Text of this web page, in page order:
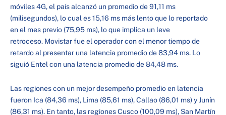
móviles 4G, el país alcanzó un promedio de 91,11 ms
(milisegundos), lo cual es 15,16 ms más lento que lo reportado
en el mes previo (75,95 ms), lo que implica un leve
retroceso. Movistar fue el operador con el menor tiempo de
retardo al presentar una latencia promedio de 83,94 ms. Lo
siguió Entel con una latencia promedio de 84,48 ms.
Las regiones con un mejor desempeño promedio en latencia
fueron Ica (84,36 ms), Lima (85,61 ms), Callao (86,01 ms) y Junín
(86,31 ms). En tanto, las regiones Cusco (100,09 ms), San Martín